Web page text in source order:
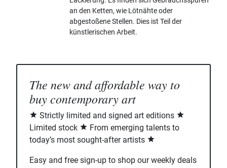
an den Ketten, wie Lötnähte oder
abgestoßene Stellen. Dies ist Teil der
künstlerischen Arbeit.
The new and affordable way to
buy contemporary art
Strictly limited and signed art editions
Limited stock
From emerging talents to
today’s most sought-after artists
Easy and free sign-up to shop our weekly deals